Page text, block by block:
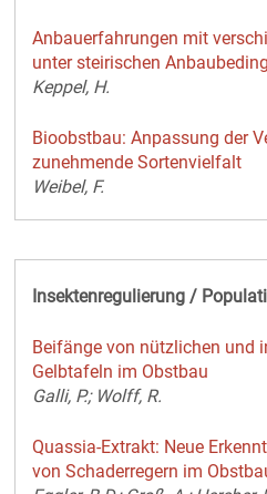
Anbauerfahrungen mit
unter steirischen
Keppel, H.
Bioobstbau: Anpassung der
zunehmende Sortenvielfalt
Weibel, F.
Insektenregulierung /
Beifänge von nützlichen und
Gelbtafeln im Obstbau
Galli, P.; Wolff, R.
Quassia-Extrakt: Neue
von Schaderregern im